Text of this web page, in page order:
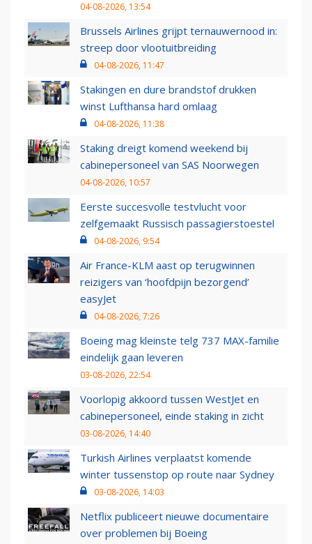
04-08-2026, 13:54
Brussels Airlines grijpt ternauwernood in:
streep door vlootuitbreiding
04-08-2026, 11:47
Stakingen en dure brandstof drukken
winst Lufthansa hard omlaag
04-08-2026, 11:38
Staking dreigt komend weekend bij
cabinepersoneel van SAS Noorwegen
04-08-2026, 10:57
Eerste succesvolle testvlucht voor
zelfgemaakt Russisch passagierstoestel
04-08-2026, 9:54
Air France-KLM aast op terugwinnen
reizigers van ‘hoofdpijn bezorgend’
easyJet
04-08-2026, 7:26
Boeing mag kleinste telg 737 MAX-familie
eindelijk gaan leveren
03-08-2026, 22:54
Voorlopig akkoord tussen WestJet en
cabinepersoneel, einde staking in zicht
03-08-2026, 14:40
Turkish Airlines verplaatst komende
winter tussenstop op route naar Sydney
03-08-2026, 14:03
Netflix publiceert nieuwe documentaire
over problemen bij Boeing